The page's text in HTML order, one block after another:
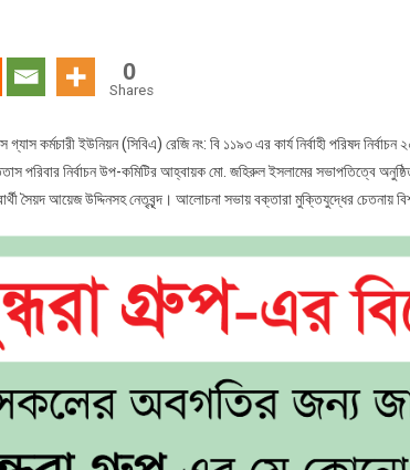
প্যানেল
পরিচিতি
অনুষ্ঠিত
0
Shares
গ্যাস কর্মচারী ইউনিয়ন (সিবিএ) রেজি নং: বি ১১৯৩ এর কার্য নির্বাহী পরিষদ
পরিবার নির্বাচন উপ-কমিটির আহ্বায়ক মো. জহিরুল ইসলামের সভাপতিত্বে
সৈয়দ আয়েজ উদ্দিনসহ নেতৃবৃন্দ। আলোচনা সভায় বক্তারা মুক্তিযুদ্ধের চেতনায়